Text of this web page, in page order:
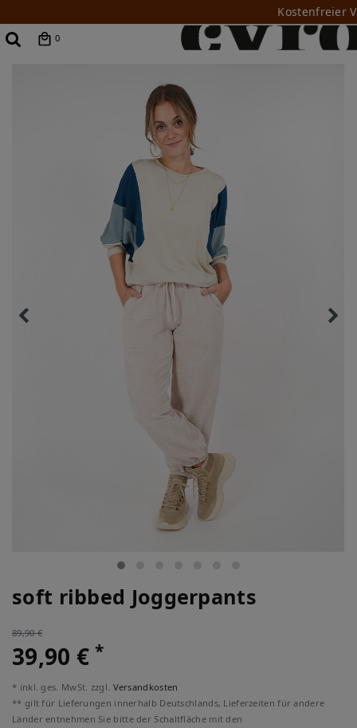
Kostenfreier
0
soft ribbed Joggerpants
89,90 €
39,90 €*
* inkl. ges. MwSt. zzgl. Versandkosten
** gilt für Lieferungen innerhalb Deutschlands, Lieferzeiten für andere
Länder entnehmen Sie bitte der Schaltfläche mit den